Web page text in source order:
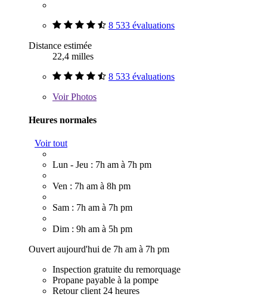
8 533 évaluations
Distance estimée
22,4 milles
8 533 évaluations
VoirPhotos
Heures normales
Voir tout
Lun - Jeu : 7h am à 7h pm
Ven : 7h am à 8h pm
Sam : 7h am à 7h pm
Dim : 9h am à 5h pm
Ouvert aujourd'hui de 7h am à 7h pm
Inspection gratuite du remorquage
Propane payable à la pompe
Retour client 24 heures